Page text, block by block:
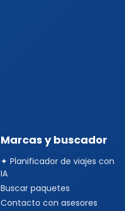
Marcas y buscador
✦ Planificador de viajes con
IA
Buscar paquetes
Contacto con asesores